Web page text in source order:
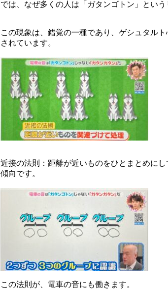
では、なぜ多くの人は「ガタンゴトン」とい
この現象は、錯覚の一種であり、ゲシュタル
されています。
近接の法則：距離が近いものをひとまとめに
傾向です。
この法則が、電車の音にも働きます。